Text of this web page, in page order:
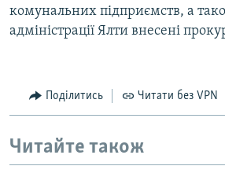
комунальних підприємств, а
адміністрації Ялти внесені
Поділитись Читати без VPN
Читайте також